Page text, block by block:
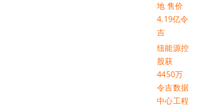
地 售价
4.19亿令
吉
纽能源控
股获
4450万
令吉数据
中心工程